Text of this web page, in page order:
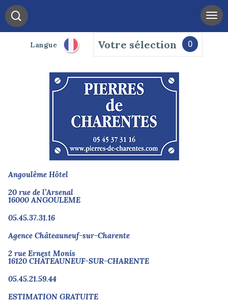
Langue Votre sélection 0
Angoulême Hôtel
20 rue de l’Arsenal
16000 ANGOULEME
05.45.37.31.16
Agence Châteauneuf-sur-Charente
2 rue Ernest Monis
16120 CHÂTEAUNEUF-SUR-CHARENTE
05.45.21.59.44
ESTIMATION GRATUITE